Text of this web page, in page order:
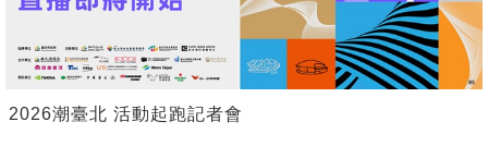
2026潮臺北 活動起跑記者會